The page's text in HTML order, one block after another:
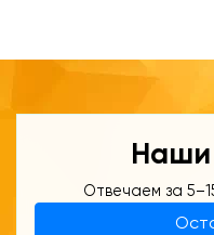
Наши
Отвечаем за